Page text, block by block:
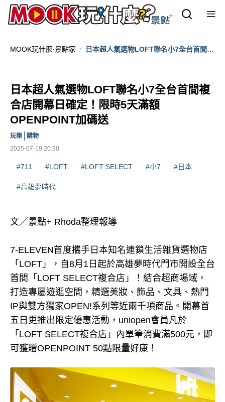
MOOK玩什麼‧景點家
日本超人氣選物LOFT聯名小7全台首間複
日本超人氣選物LOFT聯名小7全台首間複
合店開幕日確定！限時5天滿額
OPENPOINT加碼送
2025-07-19 20:30
玩樂 購物
#711 #LOFT #LOFT SELECT #小7 #日本
#高雄夢時代
文／景點+ Rhoda整理報導
7-ELEVEN首度攜手日本知名連鎖生活雜貨選物店
「LOFT」，自8月1日起於高雄夢時代門市開設全台
首間「LOFT SELECT複合店」！結合超商場域，
打造專屬遊逛空間，精選美妝、飾品、文具、熱門
IP與雙方獨家OPEN!系列等近兩千項商品。開幕首
五日更推出限定優惠活動，uniopen會員凡於
「LOFT SELECT複合店」內單筆消費滿500元，即
可獲贈OPENPOINT 50點限量好康！